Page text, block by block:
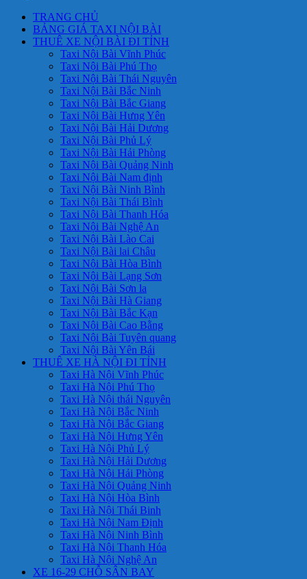
TRANG CHỦ
BẢNG GIÁ TAXI NỘI BÀI
THUÊ XE NỘI BÀI ĐI TỈNH
Taxi Nội Bài Vĩnh Phúc
Taxi Nội Bài Phú Thọ
Taxi Nội Bài Thái Nguyên
Taxi Nội Bài Bắc Ninh
Taxi Nội Bài Bắc Giang
Taxi Nội Bài Hưng Yên
Taxi Nội Bài Hải Dương
Taxi Nội Bài Phủ Lý
Taxi Nội Bài Hải Phòng
Taxi Nội Bài Quảng Ninh
Taxi Nội Bài Nam định
Taxi Nội Bài Ninh Bình
Taxi Nội Bài Thái Bình
Taxi Nội Bài Thanh Hóa
Taxi Nội Bài Nghệ An
Taxi Nội Bài Lào Cai
Taxi Nội Bài lai Châu
Taxi Nội Bài Hòa Bình
Taxi Nội Bài Lạng Sơn
Taxi Nội Bài Sơn la
Taxi Nội Bài Hà Giang
Taxi Nội Bài Bắc Kạn
Taxi Nội Bài Cao Bằng
Taxi Nội Bài Tuyên quang
Taxi Nội Bài Yên Bái
THUÊ XE HÀ NỘI ĐI TỈNH
Taxi Hà Nội Vĩnh Phúc
Taxi Hà Nội Phú Thọ
Taxi Hà Nội thái Nguyên
Taxi Hà Nội Bắc Ninh
Taxi Hà Nội Bắc Giang
Taxi Hà Nội Hưng Yên
Taxi Hà Nội Phủ Lý
Taxi Hà Nội Hải Dương
Taxi Hà Nội Hải Phòng
Taxi Hà Nội Quảng Ninh
Taxi Hà Nội Hòa Bình
Taxi Hà Nội Thái Binh
Taxi Hà Nội Nam Định
Taxi Hà Nội Ninh Bình
Taxi Hà Nội Thanh Hóa
Taxi Hà Nội Nghệ An
XE 16-29 CHỖ SÂN BAY